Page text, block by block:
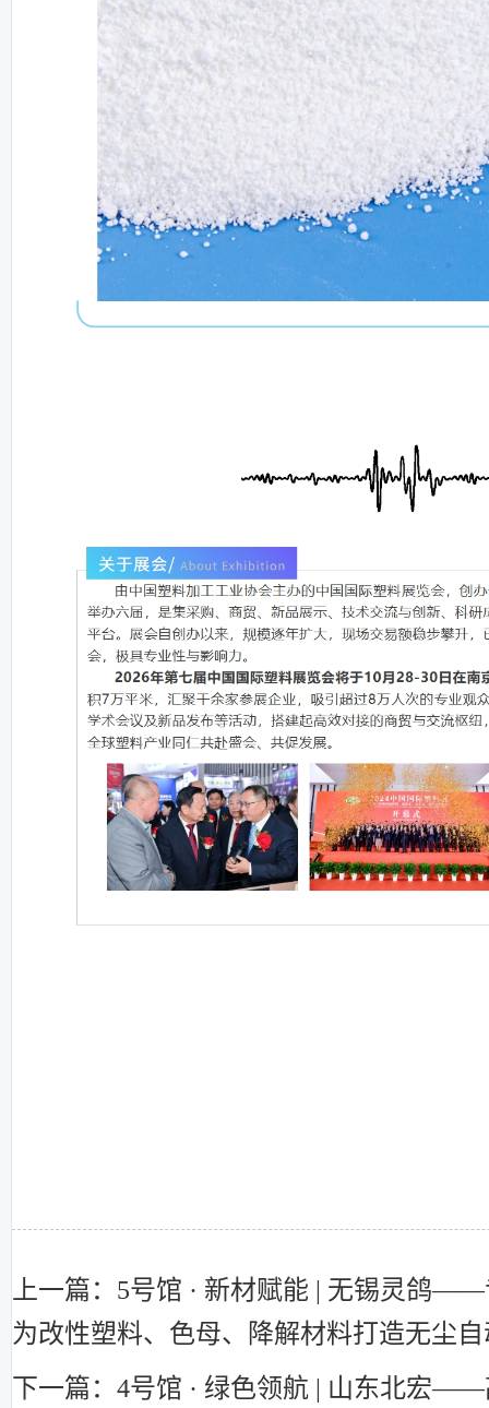
上一篇：5号馆 · 新材赋能 | 无锡灵鸽
为改性塑料、色母、降解材料打造无尘
下一篇：4号馆 · 绿色领航 | 山东北宏